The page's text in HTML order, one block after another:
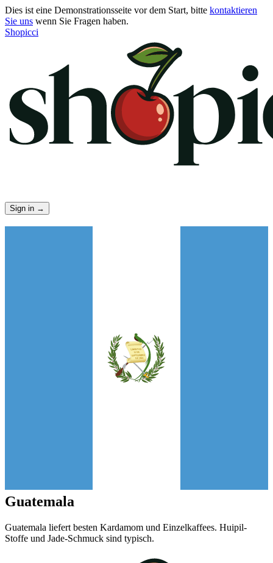
Dies ist eine Demonstrationsseite vor dem Start, bitte kontaktieren
Sie uns wenn Sie Fragen haben.
Shopicci
Sign in →
Guatemala
Guatemala liefert besten Kardamom und Einzelkaffees. Huipil-
Stoffe und Jade-Schmuck sind typisch.